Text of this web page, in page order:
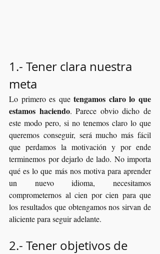
1.- Tener clara nuestra
meta
Lo primero es que tengamos claro lo que
estamos haciendo. Parece obvio dicho de
este modo pero, si no tenemos claro lo que
queremos conseguir, será mucho más fácil
que perdamos la motivación y por ende
terminemos por dejarlo de lado. No importa
qué es lo que más nos motiva para aprender
un nuevo idioma, necesitamos
comprometernos al cien por cien para que
los resultados que obtengamos nos sirvan de
aliciente para seguir adelante.
2.- Tener objetivos de